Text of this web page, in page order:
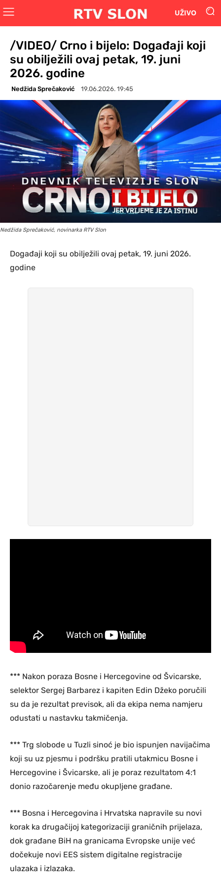
UŽIVO
/VIDEO/ Crno i bijelo: Događaji koji
su obilježili ovaj petak, 19. juni
2026. godine
Nedžida Sprečaković 19.06.2026. 19:45
Nedžida Sprečaković, novinarka RTV Slon
Događaji koji su obilježili ovaj petak, 19. juni 2026.
godine
*** Nakon poraza Bosne i Hercegovine od Švicarske,
selektor Sergej Barbarez i kapiten Edin Džeko poručili
su da je rezultat previsok, ali da ekipa nema namjeru
odustati u nastavku takmičenja.
*** Trg slobode u Tuzli sinoć je bio ispunjen navijačima
koji su uz pjesmu i podršku pratili utakmicu Bosne i
Hercegovine i Švicarske, ali je poraz rezultatom 4:1
donio razočarenje među okupljene građane.
*** Bosna i Hercegovina i Hrvatska napravile su novi
korak ka drugačijoj kategorizaciji graničnih prijelaza,
dok građane BiH na granicama Evropske unije već
dočekuje novi EES sistem digitalne registracije
ulazaka i izlazaka.